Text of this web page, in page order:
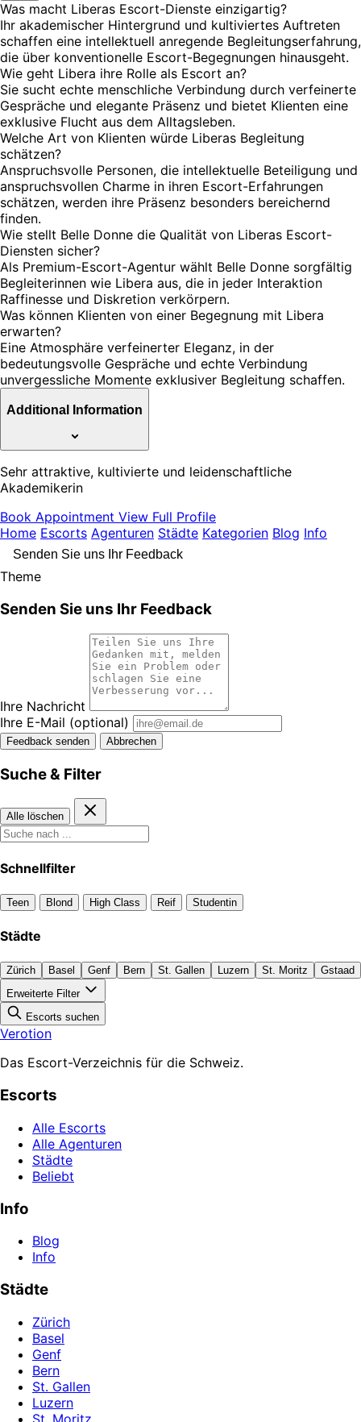
Was macht Liberas Escort-Dienste einzigartig?
Ihr akademischer Hintergrund und kultiviertes Auftreten
schaffen eine intellektuell anregende Begleitungserfahrung,
die über konventionelle Escort-Begegnungen hinausgeht.
Wie geht Libera ihre Rolle als Escort an?
Sie sucht echte menschliche Verbindung durch verfeinerte
Gespräche und elegante Präsenz und bietet Klienten eine
exklusive Flucht aus dem Alltagsleben.
Welche Art von Klienten würde Liberas Begleitung
schätzen?
Anspruchsvolle Personen, die intellektuelle Beteiligung und
anspruchsvollen Charme in ihren Escort-Erfahrungen
schätzen, werden ihre Präsenz besonders bereichernd
finden.
Wie stellt Belle Donne die Qualität von Liberas Escort-
Diensten sicher?
Als Premium-Escort-Agentur wählt Belle Donne sorgfältig
Begleiterinnen wie Libera aus, die in jeder Interaktion
Raffinesse und Diskretion verkörpern.
Was können Klienten von einer Begegnung mit Libera
erwarten?
Eine Atmosphäre verfeinerter Eleganz, in der
bedeutungsvolle Gespräche und echte Verbindung
unvergessliche Momente exklusiver Begleitung schaffen.
Additional Information
Sehr attraktive, kultivierte und leidenschaftliche
Akademikerin
Book Appointment View Full Profile
Home Escorts Agenturen Städte Kategorien Blog Info
Senden Sie uns Ihr Feedback
Theme
Senden Sie uns Ihr Feedback
Ihre Nachricht
Ihre E-Mail (optional)
Feedback senden Abbrechen
Suche & Filter
Alle löschen
Schnellfilter
Teen Blond High Class Reif Studentin
Städte
Zürich Basel Genf Bern St. Gallen Luzern St. Moritz
Gstaad
Erweiterte Filter
Escorts suchen
Verotion
Das Escort-Verzeichnis für die Schweiz.
Escorts
Alle Escorts
Alle Agenturen
Städte
Beliebt
Info
Blog
Info
Städte
Zürich
Basel
Genf
Bern
St. Gallen
Luzern
St. Moritz